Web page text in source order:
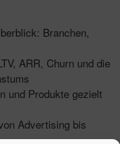
Branchen,
ARR, Churn und die
und Produkte gezielt
Advertising bis